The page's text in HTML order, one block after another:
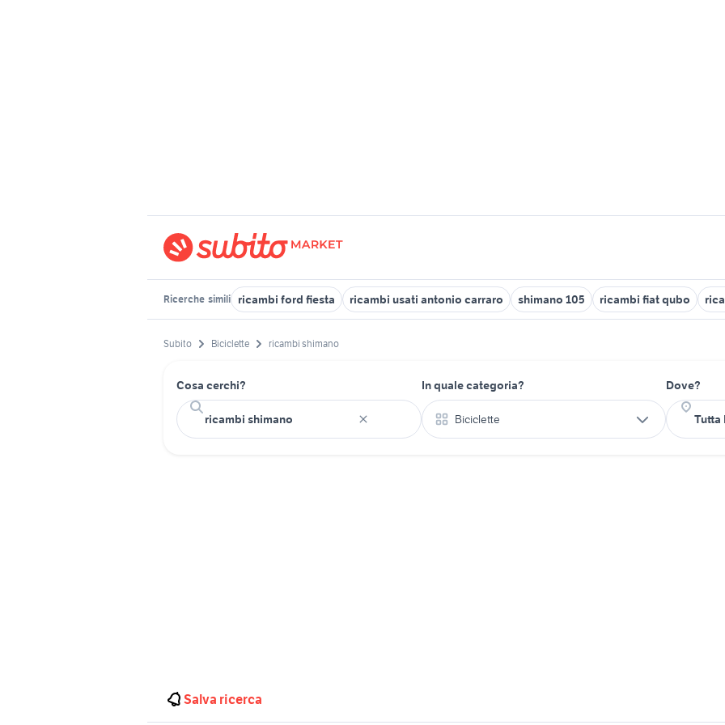
Ricerche simili ricambi ford fiesta ricambi usati antonio carraro shimano 105 ricambi fiat qubo
Subito Biciclette ricambi shimano
Cosa cerchi? In quale categoria?
Biciclette
Dove?
Salva ricerca